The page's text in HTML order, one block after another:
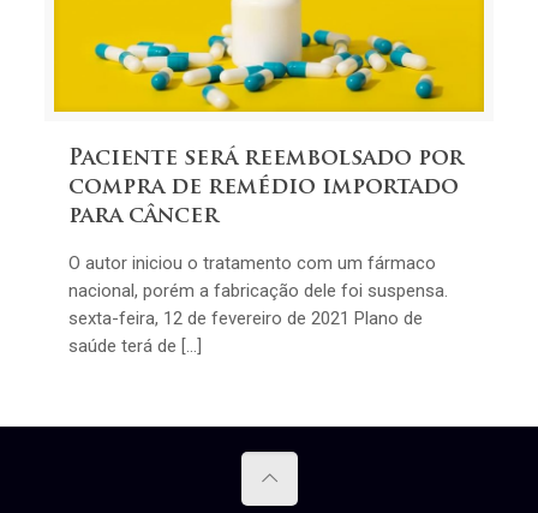
Paciente será reembolsado por
compra de remédio importado
para câncer
O autor iniciou o tratamento com um fármaco
nacional, porém a fabricação dele foi suspensa.
sexta-feira, 12 de fevereiro de 2021 Plano de
saúde terá de […]